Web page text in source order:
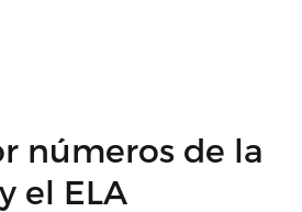
números de la
el ELA